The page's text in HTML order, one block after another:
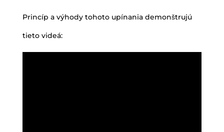
Princíp a výhody tohoto upínania demonštrujú
tieto videá: